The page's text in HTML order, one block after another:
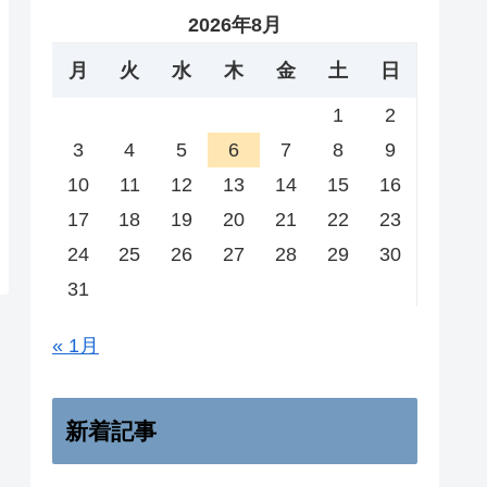
2026年8月
月 火 水 木 金 土 日
1
2
3
4 5 6 7 8
9
10
11 12 13 14 15
16
17
18 19 20 21 22
23
24
25 26 27 28 29
30
31
« 1月
新着記事